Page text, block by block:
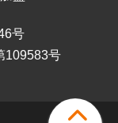
号
109583号